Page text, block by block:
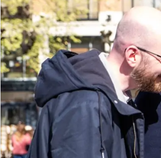
Combineer dit uitje met:
Lunch – Crime
Vanaf 12 personen ‐ 4
Zijn jullie op zoek
Events in Delft
LEES MEER